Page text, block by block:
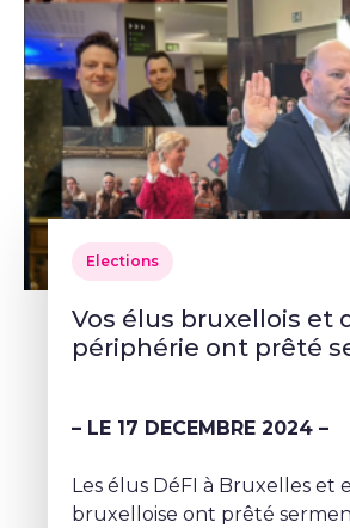
Elections
Vos élus bruxellois et
périphérie ont prêté
– LE 17 DECEMBRE 2024 –
Les élus DéFI à Bruxelles et
bruxelloise ont prêté